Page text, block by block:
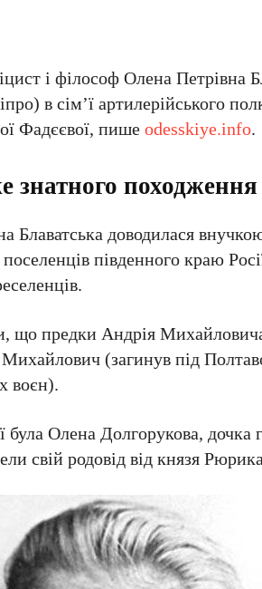
і філософ Олена Петрівна
в сім’ї артилерійського
Фадєєвої, пише odesskiye.info.
знатного походження
Блаватська доводилася
південного краю
що предки Андрія
Михайлович (загинув під
воєн).
була Олена Долгорукова,
свій родовід від князя